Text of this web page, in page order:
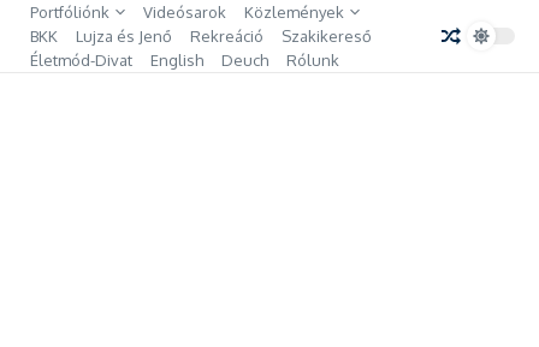
Ugrás a tartalomhoz
Portfóliónk Videósarok
Közlemények
BKK
Lujza és Jenő Rekreáció
Szakikereső
Életmód-Divat
English Deuch Rólunk